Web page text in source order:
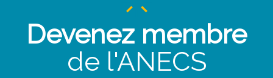
Devenez membre
de l'ANECS